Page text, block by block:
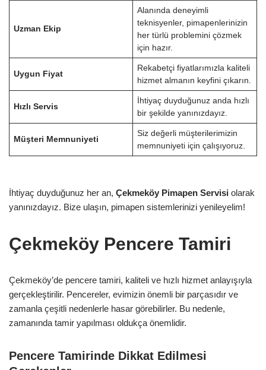
Uzman Ekip
Alanında deneyimli
teknisyenler, pimapenlerinizin
her türlü problemini çözmek
için hazır.
Uygun Fiyat
Rekabetçi fiyatlarımızla kaliteli
hizmet almanın keyfini çıkarın.
Hızlı Servis
İhtiyaç duyduğunuz anda hızlı
bir şekilde yanınızdayız.
Müşteri Memnuniyeti
Siz değerli müşterilerimizin
memnuniyeti için çalışıyoruz.
İhtiyaç duyduğunuz her an, Çekmeköy Pimapen Servisi olarak
yanınızdayız. Bize ulaşın, pimapen sistemlerinizi yenileyelim!
Çekmeköy Pencere Tamiri
Çekmeköy’de pencere tamiri, kaliteli ve hızlı hizmet anlayışıyla
gerçekleştirilir. Pencereler, evimizin önemli bir parçasıdır ve
zamanla çeşitli nedenlerle hasar görebilirler. Bu nedenle,
zamanında tamir yapılması oldukça önemlidir.
Pencere Tamirinde Dikkat Edilmesi